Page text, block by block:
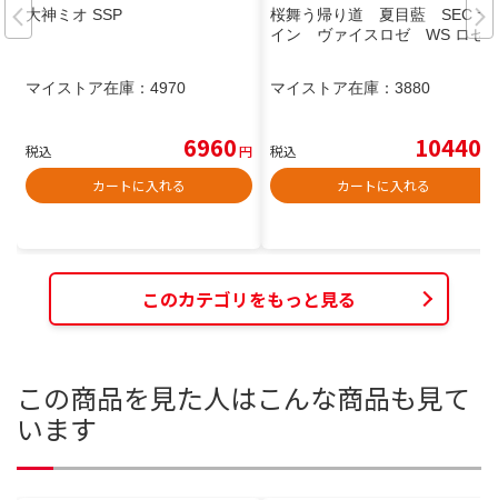
大神ミオ SSP
マイストア在庫： 4970
税込 6960円
カートに入れる
桜舞う帰り道 夏目藍 SEC サ
イン ヴァイスロゼ WS ロゼ
マイストア在庫： 3880
税込 10440
カートに入れる
このカテゴリをもっと見る
この商品を見た人はこんな商品も見て
います